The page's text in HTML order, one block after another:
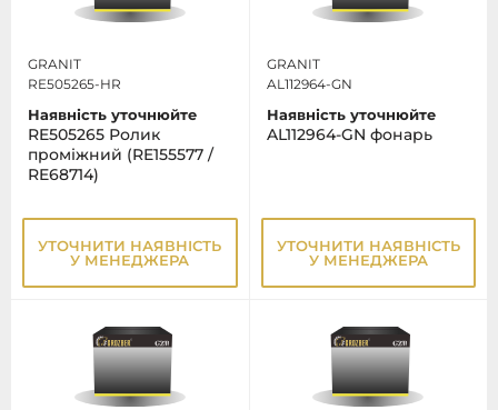
GRANIT
RE505265-HR
Наявність уточнюйте
RE505265 Ролик
проміжний (RE155577 /
RE68714)
УТОЧНИТИ НАЯВНІСТЬ
У МЕНЕДЖЕРА
GRANIT
AL112964-GN
Наявність уточнюйте
AL112964-GN фонарь
УТОЧНИТИ НАЯВНІСТЬ
У МЕНЕДЖЕРА